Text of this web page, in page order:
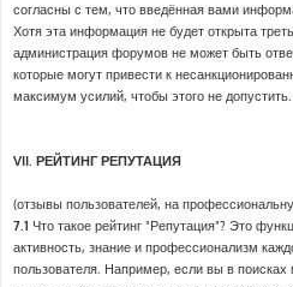
согласны с тем, что введённая вами
Хотя эта информация не будет открыта
администрация форумов не может быть
которые могут привести к
максимум усилий, чтобы этого не
VII. РЕЙТИНГ РЕПУТАЦИЯ
(отзывы пользователей, на
7.1 Что такое рейтинг "Репутация"? Это
активность, знание и профессионализм
пользователя. Например, если вы в